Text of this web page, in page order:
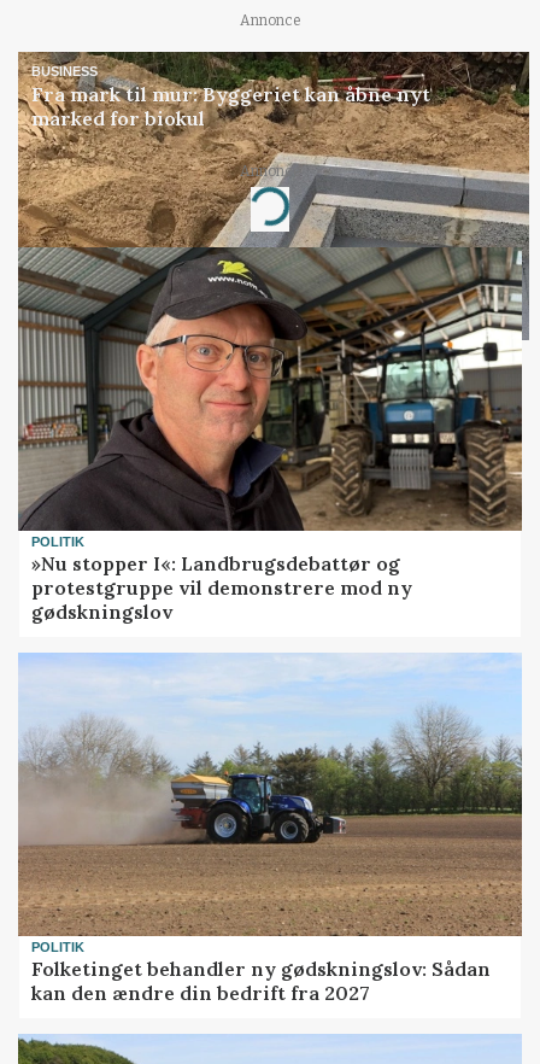
Annonce
BUSINESS
Fra mark til mur: Byggeriet kan åbne nyt
marked for biokul
Annonce
Loading...
POLITIK
»Nu stopper I«: Landbrugsdebattør og
protestgruppe vil demonstrere mod ny
gødskningslov
POLITIK
Folketinget behandler ny gødskningslov: Sådan
kan den ændre din bedrift fra 2027